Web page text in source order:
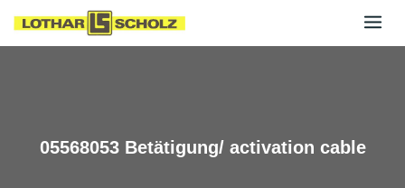
05568053 Betätigung/ activation cable